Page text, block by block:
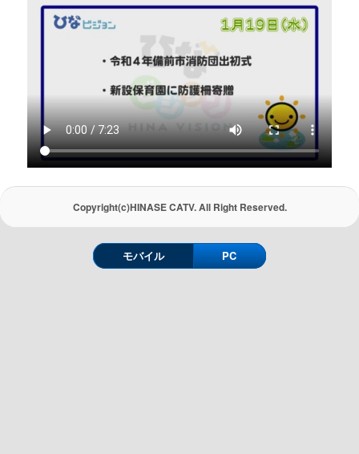
Copyright(c)HINASE CATV. All Right Reserved.
モバイル PC